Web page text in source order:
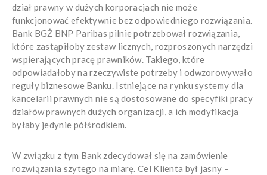
dział prawny w dużych korporacjach nie może
funkcjonować efektywnie bez odpowiedniego rozwiązania.
Bank BGŻ BNP Paribas pilnie potrzebował rozwiązania,
które zastąpiłoby zestaw licznych, rozproszonych narzędzi
wspierających pracę prawników. Takiego, które
odpowiadałoby na rzeczywiste potrzeby i odwzorowywało
reguły biznesowe Banku. Istniejące na rynku systemy dla
kancelarii prawnych nie są dostosowane do specyfiki pracy
działów prawnych dużych organizacji, a ich modyfikacja
byłaby jedynie półśrodkiem.
W związku z tym Bank zdecydował się na zamówienie
rozwiązania szytego na miarę. Cel Klienta był jasny –